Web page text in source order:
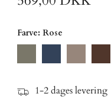
Farve: Rose
1-2 dages levering